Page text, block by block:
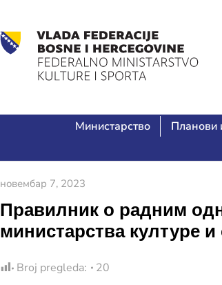
Министарство Планови
новембар 7, 2023
Правилник о радним
министарства културе и
Broj pregleda: 20